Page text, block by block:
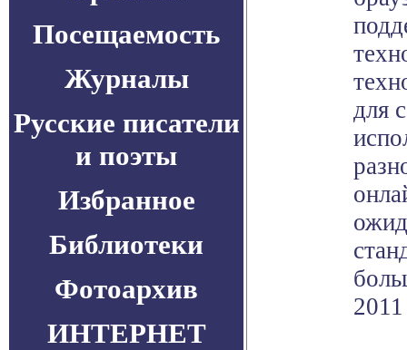
Посещаемость
Журналы
Русские писатели
и поэты
Избранное
Библиотеки
Фотоархив
ИНТЕРНЕТ
для
2011